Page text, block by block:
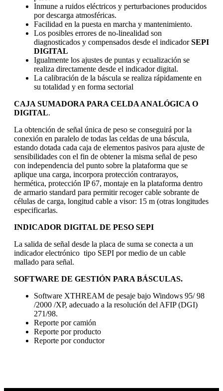
Inmune a ruidos eléctricos y perturbaciones producidos
por descarga atmosféricas.
Facilidad en la puesta en marcha y mantenimiento.
Los posibles errores de no-linealidad son
diagnosticados y compensados desde el indicadorSEPI
DIGITAL
Igualmente los ajustes de puntas y ecualización se
realiza directamente desde el indicador digital.
La calibración de la báscula se realiza rápidamente en
su totalidad y en forma sectorial
CAJA SUMADORA PARA CELDA ANALÓGICA O
DIGITAL.
La obtención de señal única de peso se conseguirá por la
conexión en paralelo de todas las celdas de una báscula,
estando dotada cada caja de elementos pasivos para ajuste de
sensibilidades con el fin de obtener la misma señal de peso
con independencia del punto sobre la plataforma que se
aplique una carga, incorpora protección contrarayos,
hermética, protección IP 67, montaje en la plataforma dentro
de armario standard para permitir recoger cable sobrante de
células de carga, longitud cable a visor: 15 m (otras longitudes
especificarlas.
INDICADOR DIGITAL DE PESO SEPI
La salida de señal desde la placa de suma se conecta a un
indicador electrónico tipo SEPI por medio de un cable
mallado para señal.
SOFTWARE DE GESTIÓN PARA BÁSCULAS.
Software XTHREAM de pesaje bajo Windows 95/ 98
/2000 /XP, adecuado a la resolución del AFIP (DGI)
271/98.
Reporte por camión
Reporte por producto
Reporte por conductor